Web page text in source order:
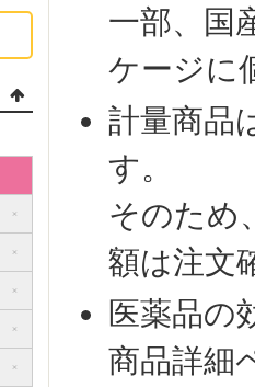
×
×
×
×
×
一部、国
ケージに
計量商品
す。
そのため
額は注文
医薬品の
商品詳細